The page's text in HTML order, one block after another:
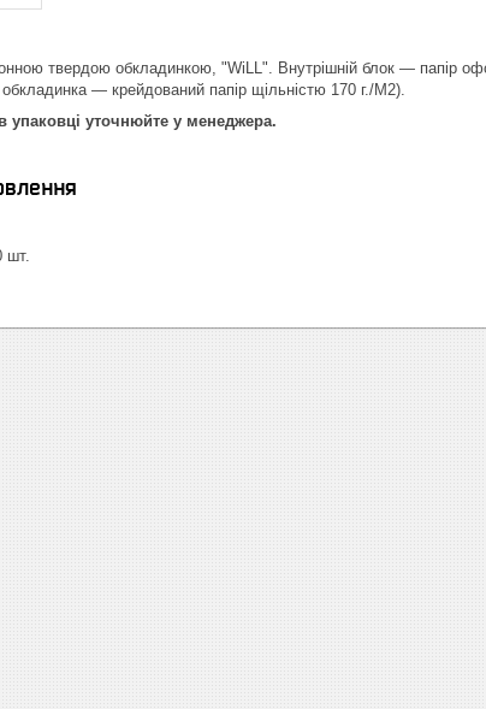
твердою обкладинкою, "WiLL". Внутрішній блок — папір
— крейдований папір щільністю 170 г./М2).
упаковці уточнюйте у менеджера.
шт.